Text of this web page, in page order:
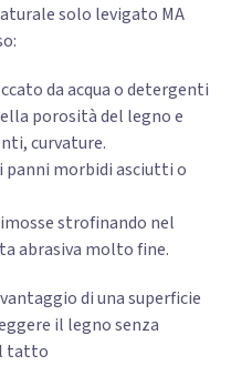
solo levigato MA
da acqua o detergenti
porosità del legno e
curvature.
panni morbidi asciutti o
strofinando nel
abrasiva molto fine.
di una superficie
il legno senza
tatto